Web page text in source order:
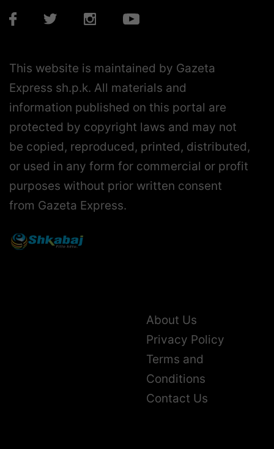
This website is maintained by Gazeta
Express sh.p.k. All materials and
information published on this portal are
protected by copyright laws and may not
be copied, reproduced, printed, distributed,
or used in any form for commercial or profit
purposes without prior written consent
from Gazeta Express.
About Us
Privacy Policy
Terms and
Conditions
Contact Us